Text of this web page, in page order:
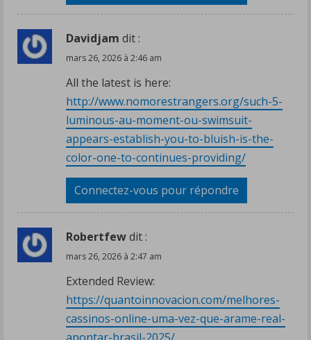
Davidjam dit :
mars 26, 2026 à 2:46 am
All the latest is here:
http://www.nomorestrangers.org/such-5-
luminous-au-moment-ou-swimsuit-
appears-establish-you-to-bluish-is-the-
color-one-to-continues-providing/
Connectez-vous pour répondre
Robertfewdit :
mars 26, 2026 à 2:47 am
Extended Review:
https://quantoinnovacion.com/melhores-
cassinos-online-uma-vez-que-arame-real-